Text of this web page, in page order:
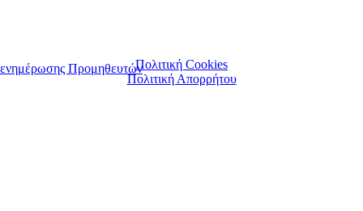
ενημέρωσης ΠρομηθευτώνΠολιτική Cookies
Πολιτική Απορρήτου